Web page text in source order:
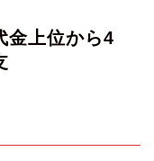
金上位から4